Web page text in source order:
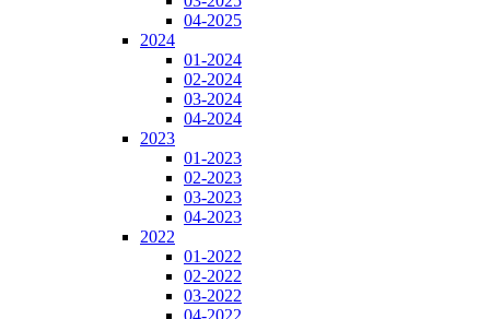
04-2025
2024
01-2024
02-2024
03-2024
04-2024
2023
01-2023
02-2023
03-2023
04-2023
2022
01-2022
02-2022
03-2022
04-2022